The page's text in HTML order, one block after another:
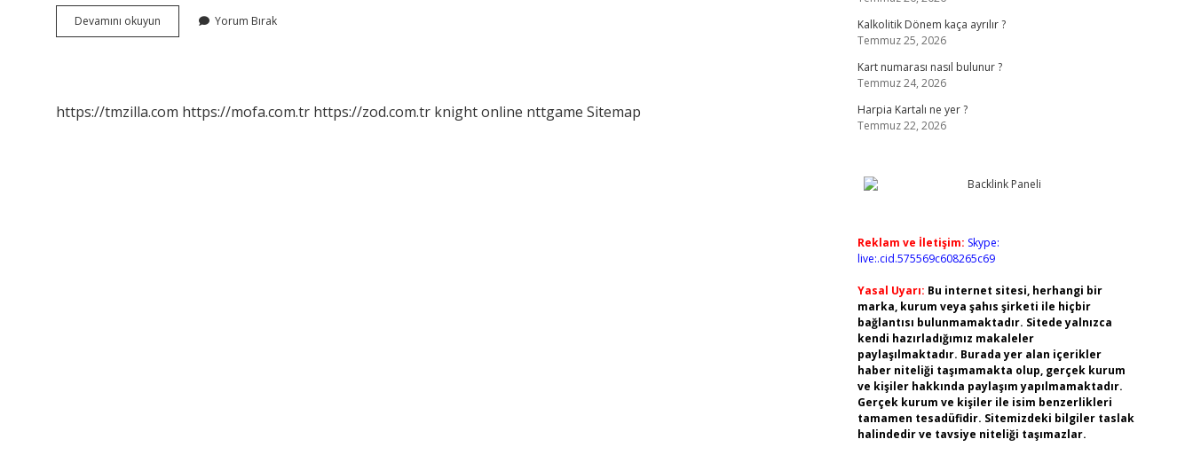
Devamını okuyun
Isı
Yorum Bırak
https://tmzilla.com https://mofa.com.tr https://zod.com.tr knight online nttgame Sitemap
Kalkolitik Dönem kaça ayrılır ?
Temmuz 25, 2026
Kart numarası nasıl bulunur ?
Temmuz 24, 2026
Harpia Kartalı ne yer ?
Temmuz 22, 2026
Reklam ve İletişim: Skype:
live:.cid.575569c608265c69
Yasal Uyarı: Bu internet sitesi, herhangi bir
marka, kurum veya şahıs şirketi ile hiçbir
bağlantısı bulunmamaktadır. Sitede yalnızca
kendi hazırladığımız makaleler
paylaşılmaktadır. Burada yer alan içerikler
haber niteliği taşımamakta olup, gerçek kurum
ve kişiler hakkında paylaşım yapılmamaktadır.
Gerçek kurum ve kişiler ile isim benzerlikleri
tamamen tesadüfidir. Sitemizdeki bilgiler taslak
halindedir ve tavsiye niteliği taşımazlar.